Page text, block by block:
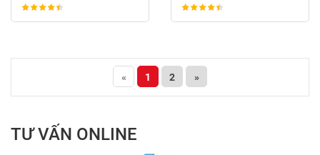
« 1 2 »
TƯ VẤN ONLINE